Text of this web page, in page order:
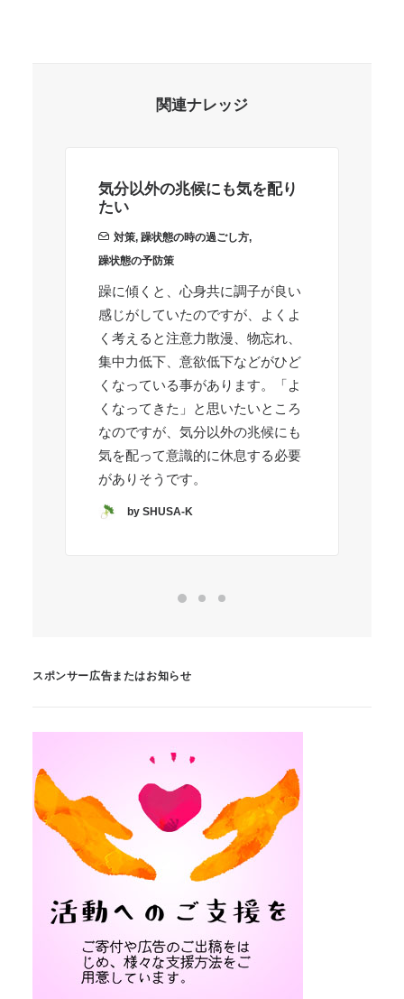
関連ナレッジ
気分以外の兆候にも気を配り
たい
対策, 躁状態の時の過ごし方,
躁状態の予防策
躁に傾くと、心身共に調子が良い
感じがしていたのですが、よくよ
く考えると注意力散漫、物忘れ、
集中力低下、意欲低下などがひど
くなっている事があります。「よ
くなってきた」と思いたいところ
なのですが、気分以外の兆候にも
気を配って意識的に休息する必要
がありそうです。
by SHUSA-K
スポンサー広告またはお知らせ